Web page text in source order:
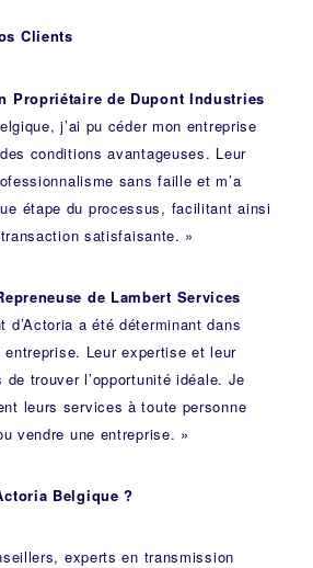
Clients
Propriétaire de Dupont Industries
j’ai pu céder mon entreprise
conditions avantageuses. Leur
sans faille et m’a
étape du processus, facilitant ainsi
satisfaisante. »
de Lambert Services
d’Actoria a été déterminant dans
entreprise. Leur expertise et leur
de trouver l’opportunité idéale. Je
leurs services à toute personne
vendre une entreprise. »
Belgique ?
experts en transmission